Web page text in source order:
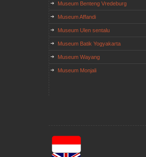
Museum Benteng Vredeburg
Museum Affandi
Museum Ulen sentalu
Museum Batik Yogyakarta
Museum Wayang
Museum Monjali